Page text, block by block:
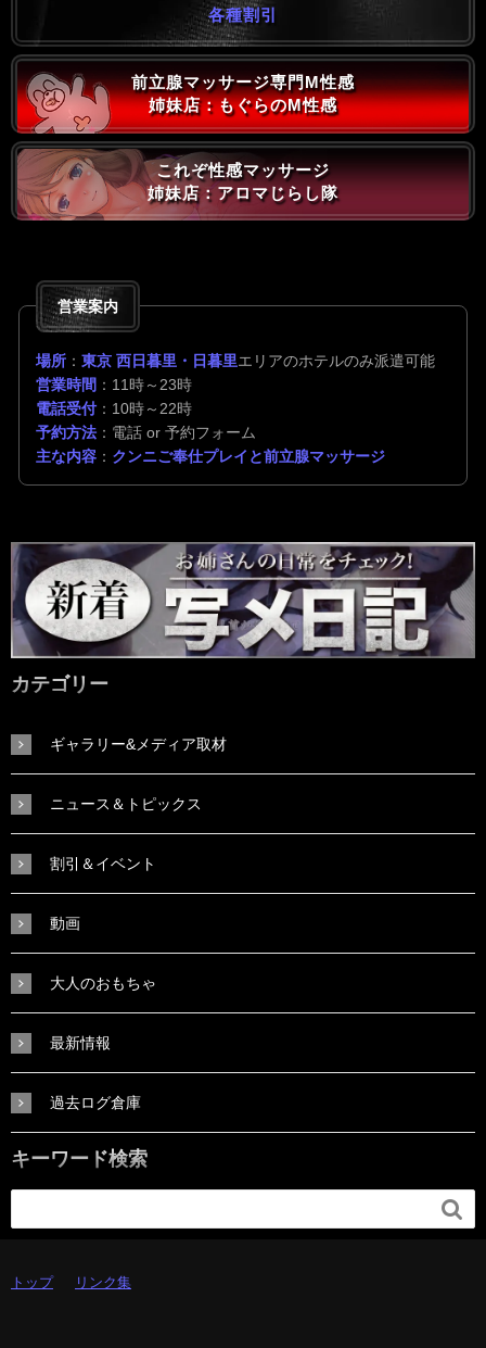
各種割引
前立腺マッサージ専門M性感
姉妹店：もぐらのM性感
これぞ性感マッサージ
姉妹店：アロマじらし隊
営業案内
場所 ： 東京 西日暮里・日暮里エリアのホテルのみ派遣可能
営業時間 ：11時～23時
電話受付：10時～22時
予約方法 ：電話 or 予約フォーム
主な内容 ： クンニご奉仕プレイと前立腺マッサージ
カテゴリー
ギャラリー&メディア取材
ニュース＆トピックス
割引＆イベント
動画
大人のおもちゃ
最新情報
過去ログ倉庫
キーワード検索

トップ リンク集